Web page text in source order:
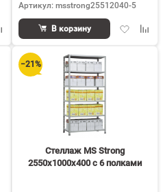
Артикул: msstrong25512040-5
Добавить
В корзину
−21%
Стеллаж MS Strong
2550х1000х400 c 6 полками